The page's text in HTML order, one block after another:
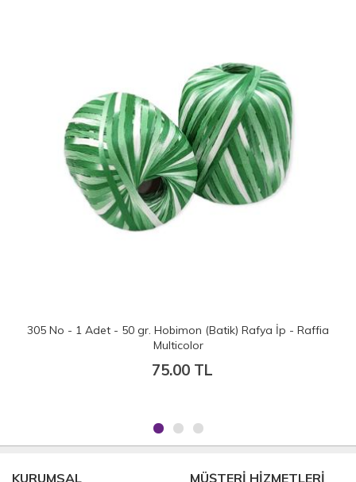
305 No - 1 Adet - 50 gr. Hobimon (Batik) Rafya İp - Raffia
Multicolor
75.00 TL
KURUMSAL MÜŞTERİ HİZMETLERİ